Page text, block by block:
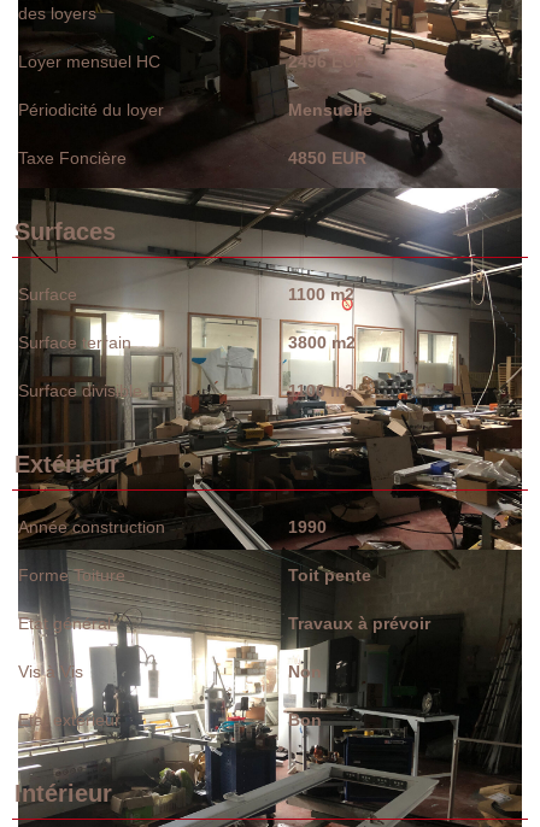
des loyers
Loyer mensuel HC 2496 EUR
Périodicité du loyer Mensuelle
Taxe Foncière 4850 EUR
Surfaces
Surface 1100 m2
Surface terrain 3800 m2
Surface divisible 1100 m2
Extérieur
Année construction 1990
Forme Toiture Toit pente
Etat général Travaux à prévoir
Vis à Vis Non
Etat extérieur Bon
Intérieur